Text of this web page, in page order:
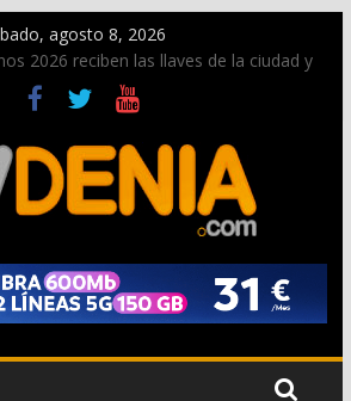
agosto 8, 2026
2026 reciben las llaves de la ciudad y
en Dénia
en la Segunda Entraeta Festera
Arxiu de Dénia más de 50.000 imágenes
de la ciudad
de ambiente la calle Marqués de
a la Capitanía Cristiana
de Dénia reunirá durante agosto a
en los Jardins de